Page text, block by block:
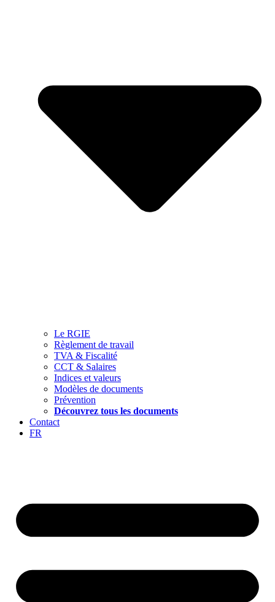
Le RGIE
Règlement de travail
TVA & Fiscalité
CCT & Salaires
Indices et valeurs
Modèles de documents
Prévention
Découvrez tous les documents
Contact
FR